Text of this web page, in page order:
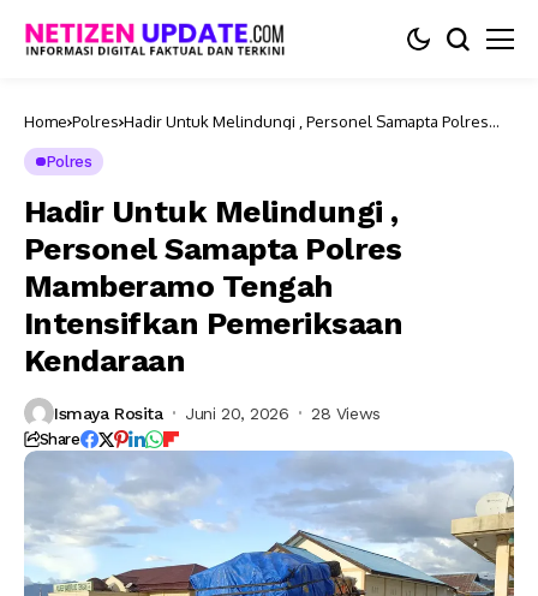
Home Polres Hadir Untuk Melindungi , Personel Samapta Polres
Polres
Hadir Untuk Melindungi ,
Personel Samapta Polres
Mamberamo Tengah
Intensifkan Pemeriksaan
Kendaraan
Ismaya Rosita Juni 20, 2026 28 Views
Share